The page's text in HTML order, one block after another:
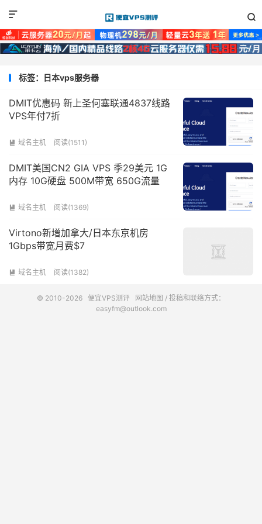


标签：日本vps服务器
DMIT优惠码 新上圣何塞联通4837线路
VPS年付7折
 域名主机 阅读(1511)
DMIT美国CN2 GIA VPS 季29美元 1G
内存 10G硬盘 500M带宽 650G流量
 域名主机 阅读(1369)
Virtono新增加拿大/日本东京机房
1Gbps带宽月费$7
 域名主机 阅读(1382)
© 2010-2026 便宜VPS测评 网站地图 / 投稿和联络方式：
easyfm@outlook.com